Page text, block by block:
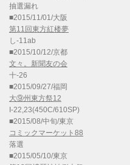
抽選漏れ
■2015/11/01/大阪
第11回東方紅楼夢
し-11ab
■2015/10/12/京都
文々。新聞友の会
十-26
■2015/09/27/福岡
大⑨州東方祭12
I-22,23(450C/610SP)
■2015/08/中旬/東京
コミックマーケット88
落選
■2015/05/10/東京